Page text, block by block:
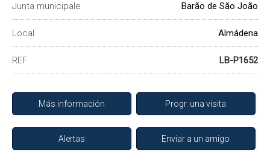
Junta municipale Barão de São João
Local Almádena
REF LB-P1652
Más información Progr. una visita
Alertas Enviar a un amigo